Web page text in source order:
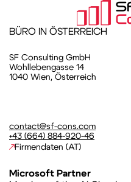
BÜRO IN ÖSTERREICH
SF Consulting GmbH
Wohllebengasse 14
1040 Wien, Österreich
contact@sf-cons.com
+43 (664) 884-920-46
Firmendaten (AT)
Microsoft Partner